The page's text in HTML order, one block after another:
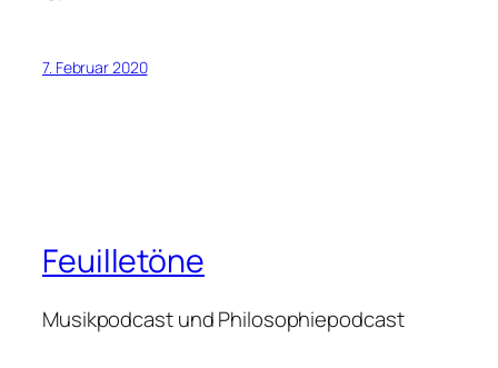
7. Februar 2020
Feuilletöne
Musikpodcast und Philosophiepodcast